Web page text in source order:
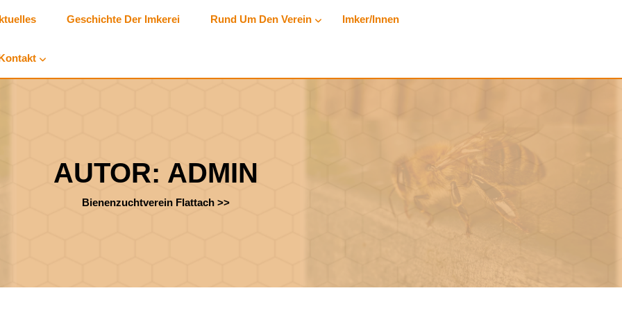
Geschichte Der Imkerei Rund Um Den Verein Imker/innen
AUTOR: ADMIN
Bienenzuchtverein Flattach>>